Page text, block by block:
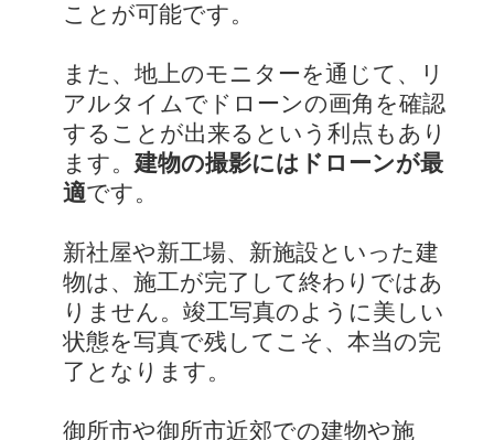
ことが可能です。
また、地上のモニターを通じて、リ
アルタイムでドローンの画角を確認
することが出来るという利点もあり
ます。 建物の撮影にはドローンが最
適です。
新社屋や新工場、新施設といった建
物は、施工が完了して終わりではあ
りません。竣工写真のように美しい
状態を写真で残してこそ、本当の完
了となります。
御所市や御所市近郊での建物や施